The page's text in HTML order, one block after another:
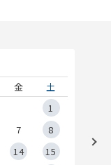
金
土
1
7
8
14
15